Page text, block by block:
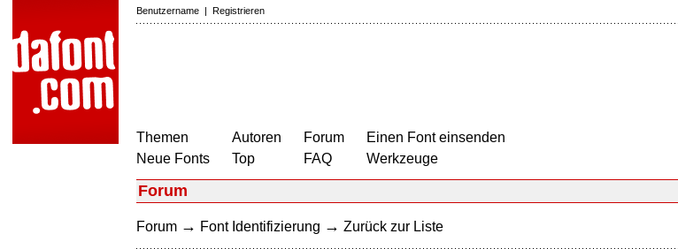
Benutzername | Registrieren
Themen
Neue Fonts
Autoren
Top
Forum
FAQ
Einen Font einsenden
Werkzeuge
Forum
Forum → Font Identifizierung → Zurück zur Liste